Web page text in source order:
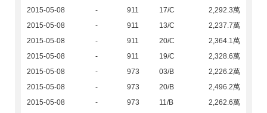
2015-05-08
- 911 17/C
2,292.3萬
2015-05-08
- 911 13/C
2,237.7萬
2015-05-08
- 911 20/C
2,364.1萬
2015-05-08
- 911 19/C
2,328.6萬
2015-05-08
- 973 03/B
2,226.2萬
2015-05-08
- 973 20/B
2,496.2萬
2015-05-08
- 973 11/B
2,262.6萬